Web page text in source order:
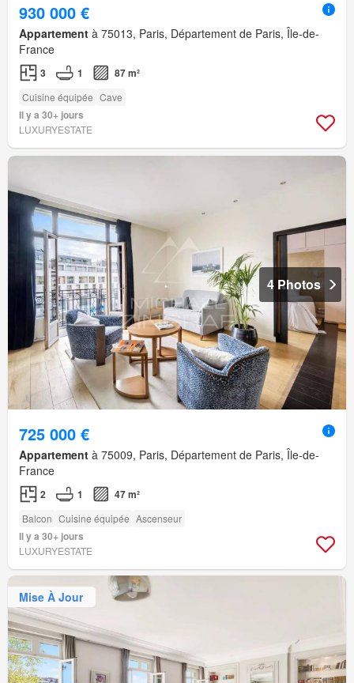
930 000 €
Appartement à 75013, Paris, Département de Paris, Île-de-
France
3 1 87 m²
Cuisine équipée Cave
Il y a 30+ jours
LUXURYESTATE
4 Photos
725 000 €
Appartement à 75009, Paris, Département de Paris, Île-de-
France
2 1 47 m²
Balcon Cuisine équipée Ascenseur
Il y a 30+ jours
LUXURYESTATE
Mise À Jour